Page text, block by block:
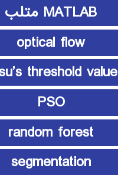
MATLAB متلب
optical flow
threshold value
PSO
random forest
segmentation